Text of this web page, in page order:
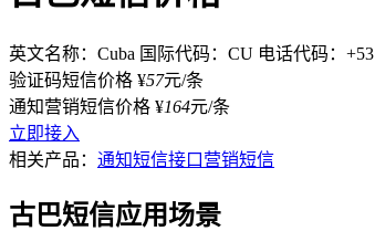
英文名称：Cuba 国际代码：CU 电话代码：+53
验证码短信价格 ¥57元/条
通知营销短信价格 ¥164元/条
立即接入
相关产品： 通知短信接口 营销短信
古巴短信应用场景